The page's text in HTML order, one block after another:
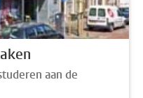
aan de